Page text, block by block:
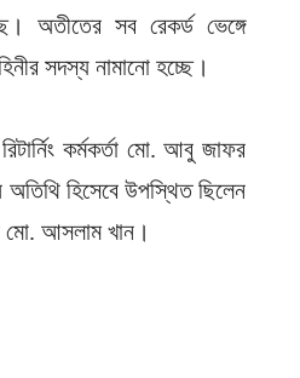
অতীতের সব রেকর্ড ভেঙ্গে
সদস্য নামানো হচ্ছে।
কর্মকর্তা মো. আবু জাফর
অতিথি হিসেবে উপস্থিত ছিলেন
মো. আসলাম খান।